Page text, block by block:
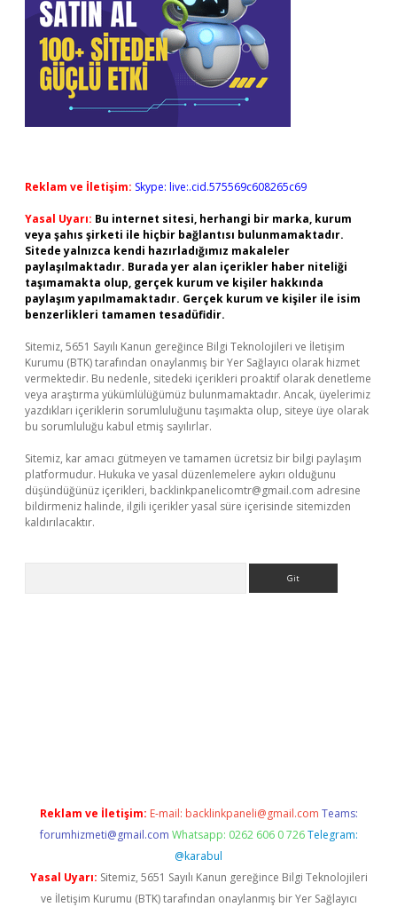
Reklam ve İletişim: Skype: live:.cid.575569c608265c69
Yasal Uyarı: Bu internet sitesi, herhangi bir marka, kurum
veya şahıs şirketi ile hiçbir bağlantısı bulunmamaktadır.
Sitede yalnızca kendi hazırladığımız makaleler
paylaşılmaktadır. Burada yer alan içerikler haber niteliği
taşımamakta olup, gerçek kurum ve kişiler hakkında
paylaşım yapılmamaktadır. Gerçek kurum ve kişiler ile isim
benzerlikleri tamamen tesadüfidir.
Sitemiz, 5651 Sayılı Kanun gereğince Bilgi Teknolojileri ve İletişim
Kurumu (BTK) tarafından onaylanmış bir Yer Sağlayıcı olarak hizmet
vermektedir. Bu nedenle, sitedeki içerikleri proaktif olarak denetleme
veya araştırma yükümlülüğümüz bulunmamaktadır. Ancak, üyelerimiz
yazdıkları içeriklerin sorumluluğunu taşımakta olup, siteye üye olarak
bu sorumluluğu kabul etmiş sayılırlar.
Sitemiz, kar amacı gütmeyen ve tamamen ücretsiz bir bilgi paylaşım
platformudur. Hukuka ve yasal düzenlemelere aykırı olduğunu
düşündüğünüz içerikleri, backlinkpanelicomtr@gmail.com adresine
bildirmeniz halinde, ilgili içerikler yasal süre içerisinde sitemizden
kaldırılacaktır.
Reklam ve İletişim: E-mail: backlinkpaneli@gmail.com Teams:
forumhizmeti@gmail.com Whatsapp: 0262 606 0 726 Telegram:
@karabul
Yasal Uyarı: Sitemiz, 5651 Sayılı Kanun gereğince Bilgi Teknolojileri
ve İletişim Kurumu (BTK) tarafından onaylanmış bir Yer Sağlayıcı